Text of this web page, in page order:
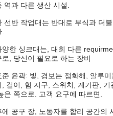
역과 다른 생산 시설.
선반 작업대는 반대로 부식과 더
양한 싱크대는, 대회 다른
로, 당신이 필요로 하는 장비
준 윤곽: 빛, 경보는 점화해, 알루
, 걸이, 힘 지구, 스위치, 계기판,
은 쪽으로. 고객 요구에 따르면.
에 공구 장, 노동자를 합리 공간의